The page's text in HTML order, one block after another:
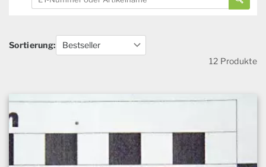
Sortierung:
12 Produkte